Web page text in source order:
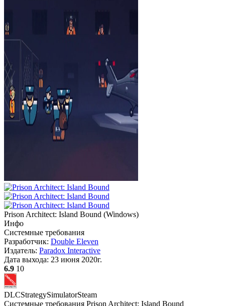
Prison Architect: Island Bound (Windows)
Инфо
Системные требования
Разработчик: Double Eleven
Издатель: Paradox Interactive
Дата выхода: 23 июня 2020г.
6.9 10
DLCStrategySimulatorSteam
Системные требования Prison Architect: Island Bound